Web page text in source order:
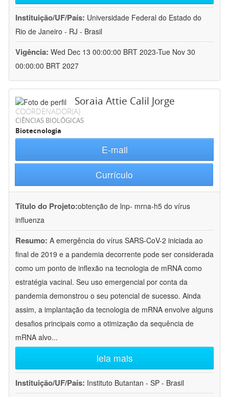
Instituição/UF/País: Universidade Federal do Estado do
Rio de Janeiro - RJ - Brasil
Vigência: Wed Dec 13 00:00:00 BRT 2023-Tue Nov 30
00:00:00 BRT 2027
Soraia Attie Calil Jorge
COORDENADOR(A)
CIÊNCIAS BIOLÓGICAS
Biotecnologia
E-mail
Currículo
Título do Projeto:obtenção de lnp- mrna-h5 do vírus
influenza
Resumo: A emergência do vírus SARS-CoV-2 iniciada ao
final de 2019 e a pandemia decorrente pode ser considerada
como um ponto de inflexão na tecnologia de mRNA como
estratégia vacinal. Seu uso emergencial por conta da
pandemia demonstrou o seu potencial de sucesso. Ainda
assim, a implantação da tecnologia de mRNA envolve alguns
desafios principais como a otimização da sequência de
mRNA alvo...
leia mais
Instituição/UF/País: Instituto Butantan - SP - Brasil